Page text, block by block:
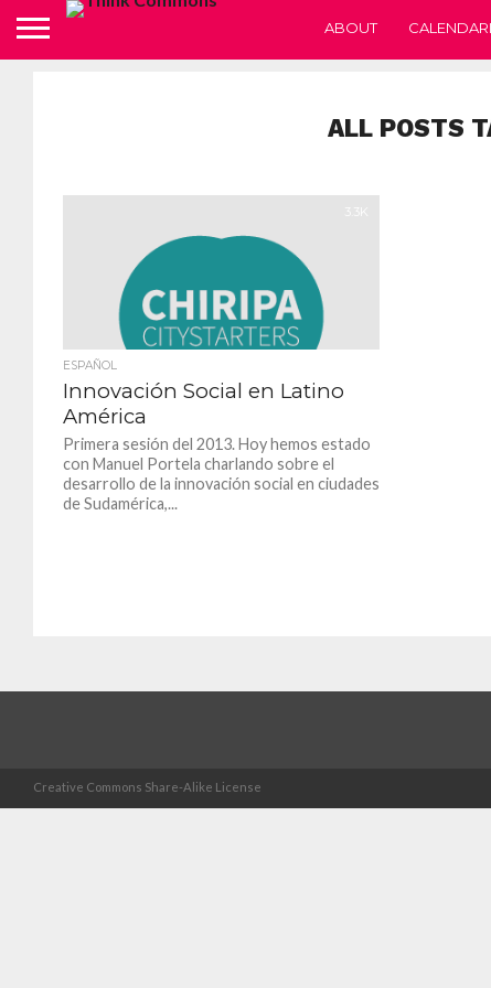
ABOUT
ALL POSTS
3.3K
ESPAÑOL
Innovación Social en Latino
América
Primera sesión del 2013. Hoy hemos estado
con Manuel Portela charlando sobre el
desarrollo de la innovación social en ciudades
de Sudamérica,...
Creative Commons Share-Alike License